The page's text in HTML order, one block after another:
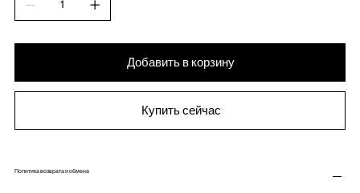
Добавить в корзину
Купить сейчас
Политика возврата и обмена